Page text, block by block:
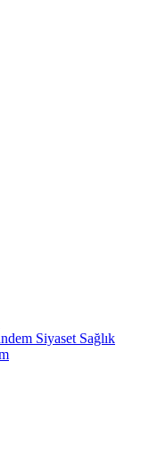
Siyaset Sağlık